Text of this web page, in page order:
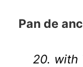
Pan de
20. with